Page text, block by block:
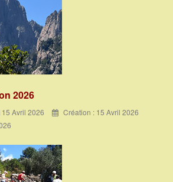
2026
15 Avril 2026
Création : 15 Avril 2026